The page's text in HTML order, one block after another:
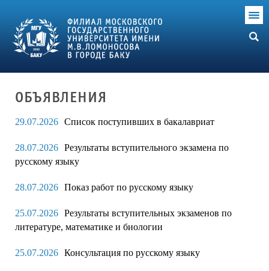
ОБЪЯВЛЕНИЯ
29.07.2026 Список поступивших в бакалавриат
28.07.2026 Результаты вступительного экзамена по
русскому языку
28.07.2026 Показ работ по русскому языку
25.07.2026 Результаты вступительных экзаменов по
литературе, математике и биологии
25.07.2026 Консультация по русскому языку